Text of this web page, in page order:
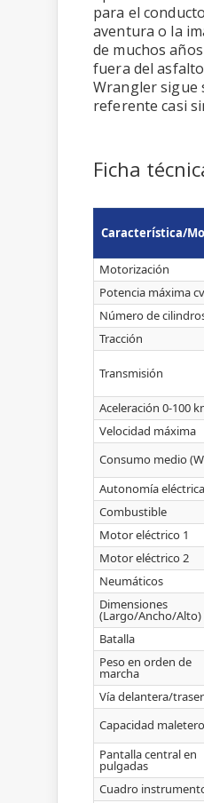
para el
aventura o la
de muchos
fuera del
Wrangler sigue
referente casi
Ficha
Característica/
Motorización
Potencia máxima
Número de
Tracción
Transmisión
Aceleración 0-100
Velocidad máxima
Consumo medio
Autonomía eléctrica
Combustible
Motor eléctrico 1
Motor eléctrico 2
Neumáticos
Dimensiones
(Largo/Ancho/Alto)
Batalla
Peso en orden de
marcha
Vía delantera/
Capacidad maletero
Pantalla central en
pulgadas
Cuadro